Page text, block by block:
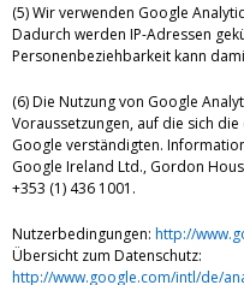
(5) Wir verwenden Google
Dadurch werden IP-Adressen
Personenbeziehbarkeit kann
(6) Die Nutzung von Google
Voraussetzungen, auf die sich
Google verständigten.
Google Ireland Ltd., Gordon
+353 (1) 436 1001.
Nutzerbedingungen: http://
Übersicht zum Datenschutz:
http://www.google.com/intl/de/